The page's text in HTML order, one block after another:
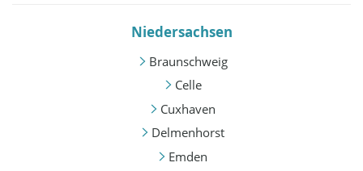
Niedersachsen
Braunschweig
Celle
Cuxhaven
Delmenhorst
Emden